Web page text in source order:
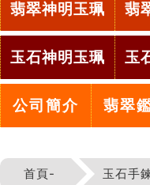
翡翠神明玉珮 翡
玉石神明玉珮 玉
公司簡介 翡翠
首頁- 玉石手